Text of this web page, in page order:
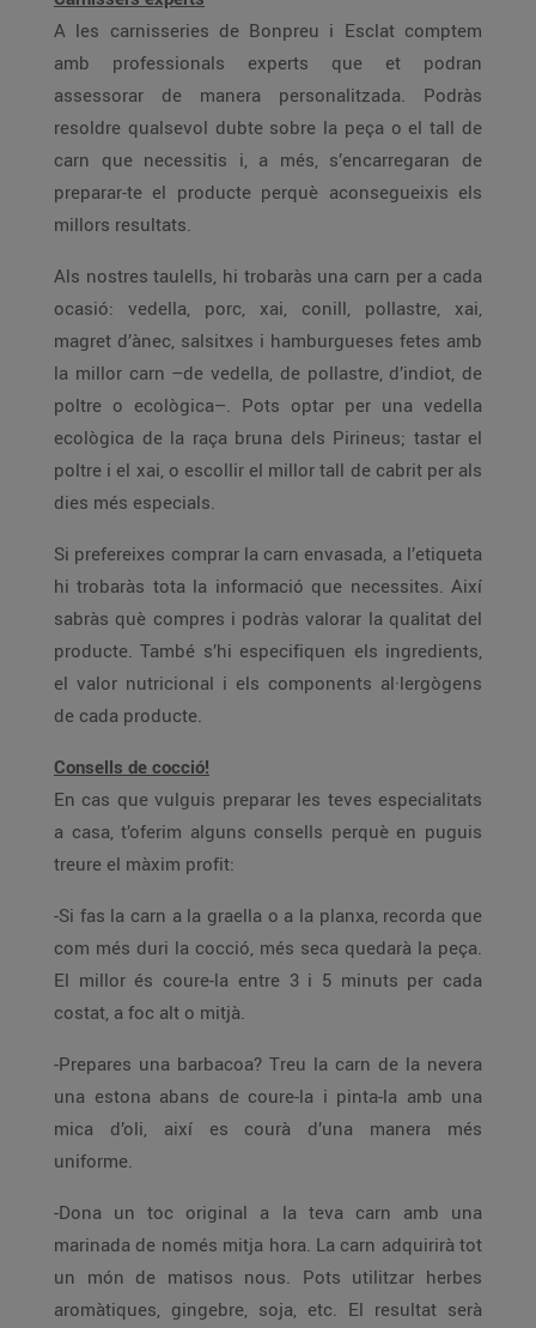
A les carnisseries de Bonpreu i Esclat comptem
amb professionals experts que et podran
assessorar de manera personalitzada. Podràs
resoldre qualsevol dubte sobre la peça o el tall de
carn que necessitis i, a més, s’encarregaran de
preparar-te el producte perquè aconsegueixis els
millors resultats.
Als nostres taulells, hi trobaràs una carn per a cada
ocasió: vedella, porc, xai, conill, pollastre, xai,
magret d’ànec, salsitxes i hamburgueses fetes amb
la millor carn –de vedella, de pollastre, d’indiot, de
poltre o ecològica–. Pots optar per una vedella
ecològica de la raça bruna dels Pirineus; tastar el
poltre i el xai, o escollir el millor tall de cabrit per als
dies més especials.
Si prefereixes comprar la carn envasada, a l’etiqueta
hi trobaràs tota la informació que necessites. Així
sabràs què compres i podràs valorar la qualitat del
producte. També s’hi especifiquen els ingredients,
el valor nutricional i els components al·lergògens
de cada producte.
Consells de cocció!
En cas que vulguis preparar les teves especialitats
a casa, t’oferim alguns consells perquè en puguis
treure el màxim profit:
-Si fas la carn a la graella o a la planxa, recorda que
com més duri la cocció, més seca quedarà la peça.
El millor és coure-la entre 3 i 5 minuts per cada
costat, a foc alt o mitjà.
-Prepares una barbacoa? Treu la carn de la nevera
una estona abans de coure-la i pinta-la amb una
mica d’oli, així es courà d’una manera més
uniforme.
-Dona un toc original a la teva carn amb una
marinada de només mitja hora. La carn adquirirà tot
un món de matisos nous. Pots utilitzar herbes
aromàtiques, gingebre, soja, etc. El resultat serà